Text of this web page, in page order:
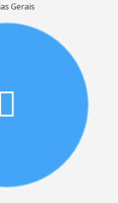
Gerais